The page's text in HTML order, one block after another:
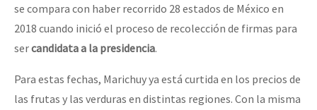
se compara con haber recorrido 28 estados de México en
2018 cuando inició el proceso de recolección de firmas para
sercandidata a la presidencia.
Para estas fechas, Marichuy ya está curtida en los precios de
las frutas y las verduras en distintas regiones. Con la misma